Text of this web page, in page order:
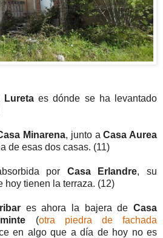
Luretaes dónde se ha levantado
Minarena, junto aCasa Aurea
de esas dos casas. (11)
por Casa Erlandre, su
hoy tienen la terraza. (12)
es ahora la bajera deCasa
(otra piedra de fachada
en algo que a día de hoy no es